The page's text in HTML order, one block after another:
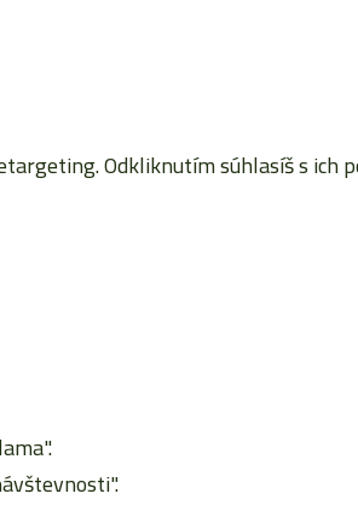
Odkliknutím súhlasíš s ich